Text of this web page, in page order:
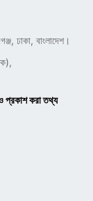
ঢাকা, বাংলাদেশ।
প্রকাশ করা তথ্য